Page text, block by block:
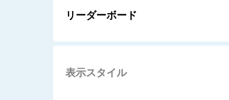
リーダーボード
表示スタイル